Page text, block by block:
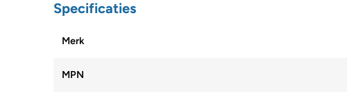
Specificaties
Merk
MPN